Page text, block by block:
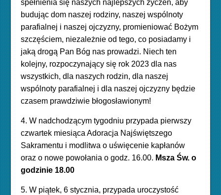
spełnienia się naszych najlepszych życzeń, aby
budując dom naszej rodziny, naszej wspólnoty
parafialnej i naszej ojczyzny, promieniować Bożym
szczęściem, niezależnie od tego, co posiadamy i
jaką drogą Pan Bóg nas prowadzi. Niech ten
kolejny, rozpoczynający się rok 2023 dla nas
wszystkich, dla naszych rodzin, dla naszej
wspólnoty parafialnej i dla naszej ojczyzny będzie
czasem prawdziwie błogosławionym!
4. W nadchodzącym tygodniu przypada pierwszy
czwartek miesiąca Adoracja Najświętszego
Sakramentu i modlitwa o uświęcenie kapłanów
oraz o nowe powołania o godz. 16.00. Msza Św. o
godzinie 18.00
5. W piątek, 6 stycznia, przypada uroczystość